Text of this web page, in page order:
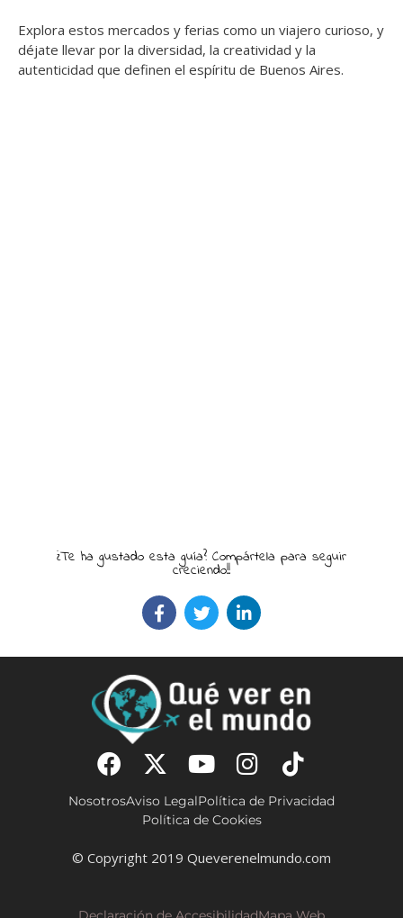
Explora estos mercados y ferias como un viajero curioso, y
déjate llevar por la diversidad, la creatividad y la
autenticidad que definen el espíritu de Buenos Aires.
¿Te ha gustado esta guía? Compártela para seguir
creciendo!!
NosotrosAviso LegalPolítica de Privacidad
Política de Cookies
© Copyright 2019 Queverenelmundo.com